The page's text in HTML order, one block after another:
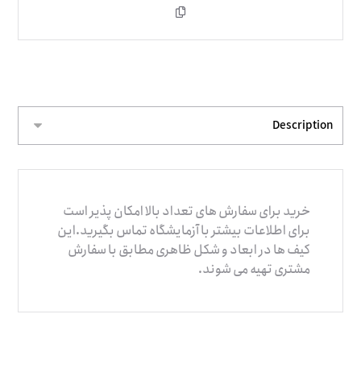
خرید برای سفارش های تعداد بالا امکان پذیر است
برای اطلاعات بیشتر با آزمایشگاه تماس بگیرید.این
کیف ها در ابعاد و شکل ظاهری مطابق با سفارش
مشتری تهیه می شوند.